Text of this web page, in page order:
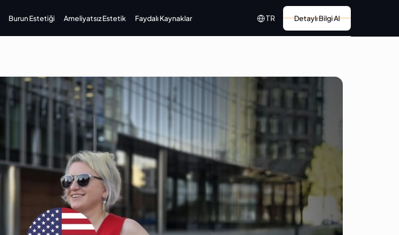
Burun Estetiği Ameliyatsız Estetik Faydalı Kaynaklar
Select Language
TR Detaylı Bilgi Al